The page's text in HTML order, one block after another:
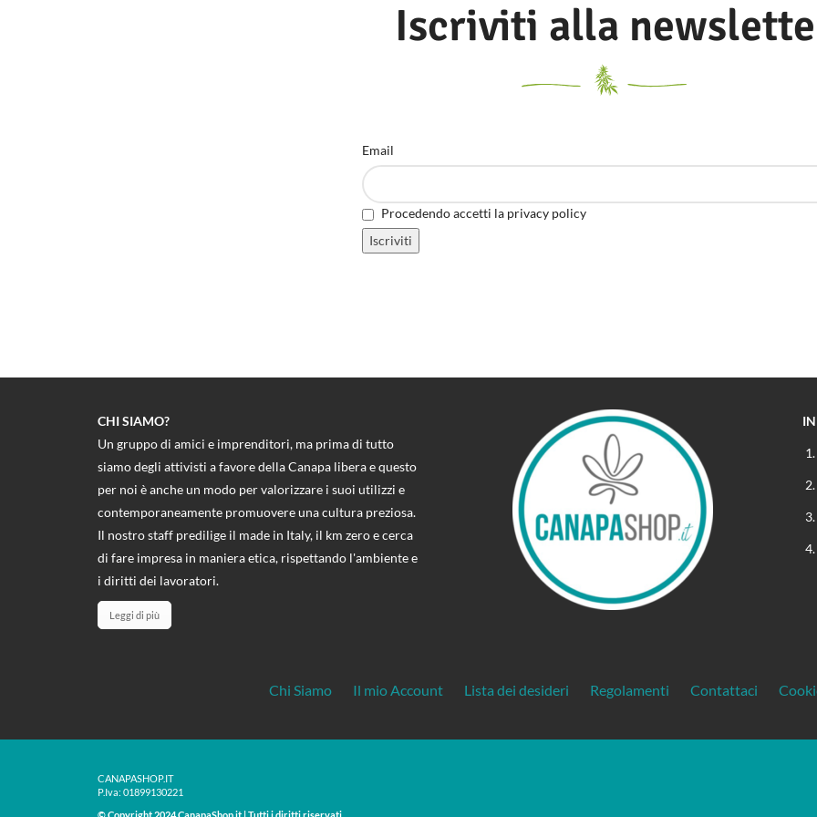
Iscriviti alla
Email
Procedendo accetti la privacy policy
CHI SIAMO?
Un gruppo di amici e imprenditori, ma prima di tutto
siamo degli attivisti a favore della Canapa libera e questo
per noi è anche un modo per valorizzare i suoi utilizzi e
contemporaneamente promuovere una cultura preziosa.
Il nostro staff predilige il made in Italy, il km zero e cerca
di fare impresa in maniera etica, rispettando l'ambiente e
i diritti dei lavoratori.
Leggi di più
Chi Siamo Il mio Account Lista dei desideri Regolamenti Contattaci
CANAPASHOP.IT
P.Iva: 01899130221
© Copyright 2024 CanapaShop.it | Tutti i diritti riservati.